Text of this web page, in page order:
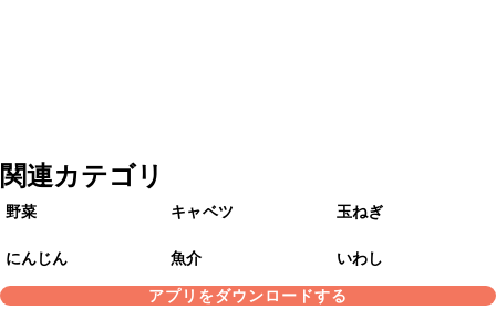
関連カテゴリ
野菜 キャベツ 玉ねぎ
にんじん 魚介
いわし
アプリをダウンロードする